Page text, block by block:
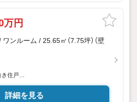
万円
ワンルーム / 25.65㎡（7.75坪）（壁
住戸
の立地
詳細を見る